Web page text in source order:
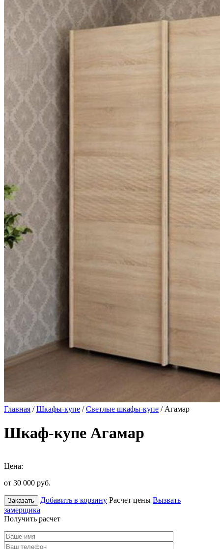
Главная /Шкафы-купе /Светлые шкафы-купе / Агамар
Шкаф-купе Агамар
Цена:
от 30 000 руб.
Заказать Добавить в корзину Расчет цены Вызвать
замерщика
Получить расчет